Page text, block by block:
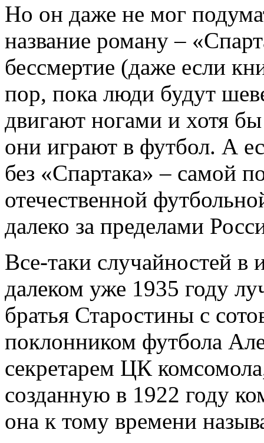
Но он даже не мог
название роману –
бессмертие (даже если
пор, пока люди будут
двигают ногами и хотя
они играют в футбол. А
без «Спартака» – самой
отечественной
далеко за пределами
Все-таки случайностей
далеком уже 1935 году
братья Старостины с
поклонником футбола
секретарем ЦК
созданную в 1922 году
она к тому времени